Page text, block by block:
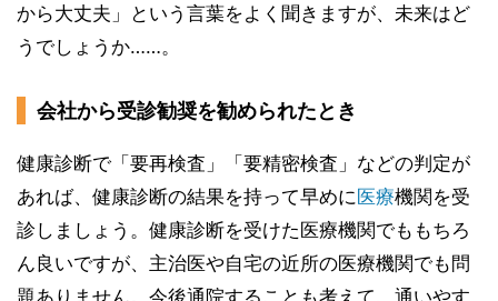
から大丈夫」という言葉をよく聞きますが、未来はど
うでしょうか……。
会社から受診勧奨を勧められたとき
健康診断で「要再検査」「要精密検査」などの判定が
あれば、健康診断の結果を持って早めに医療機関を受
診しましょう。健康診断を受けた医療機関でももちろ
ん良いですが、主治医や自宅の近所の医療機関でも問
題ありません。今後通院することも考えて、通いやす